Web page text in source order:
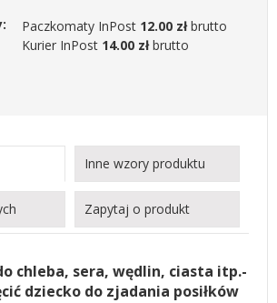
Paczkomaty InPost 12.00 złbrutto
Kurier InPost 14.00 złbrutto
Inne wzory produktu
Zapytaj o produkt
chleba, sera, wędlin, ciasta itp.-
dziecko do zjadania posiłków